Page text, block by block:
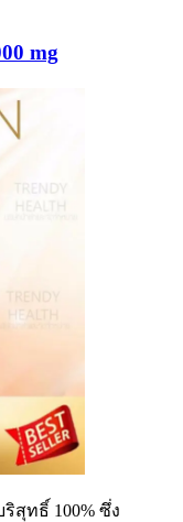
mg
ริสุทธิ์ 100% ซึ่ง